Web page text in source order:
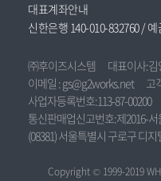
대표계좌안내
신한은행 140-010-832760 /
㈜후이즈시스템 대표이사:김
이메일 : gs@g2works.net
고
사업자등록번호:113-87-00200
통신판매업신고번호:제2016-
(08381) 서울특별시 구로구 디
Copyright © 1999-2019